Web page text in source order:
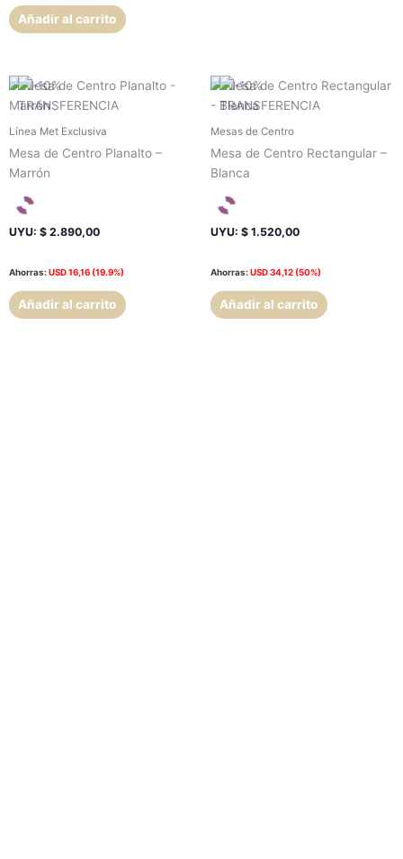
Añadir al carrito
Línea Met Exclusiva
Mesa de Centro Planalto –
Marrón
UYU: $ 2.890,00
Ahorras:USD16,16 (19.9%)
Añadir al carrito
Mesas de Centro
Mesa de Centro Rectangular –
Blanca
UYU: $ 1.520,00
Ahorras:USD34,12 (50%)
Añadir al carrito